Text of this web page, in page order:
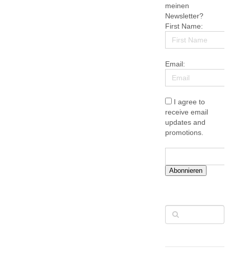
meinen
Newsletter?
First Name:
Email:
I agree to
receive email
updates and
promotions.
Abonnieren